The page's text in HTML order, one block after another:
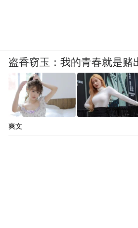
盗香窃玉：我的青春就是赌
爽文